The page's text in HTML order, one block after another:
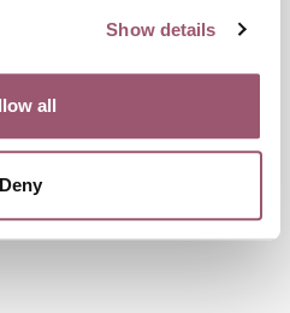
Show details
all
Deny
och barn utnyttjas i vinter